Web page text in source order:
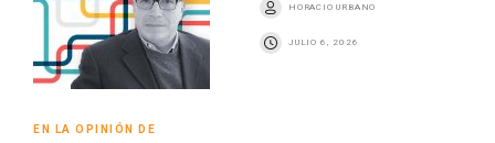
HORACIO URBANO
JULIO 6, 2026
EN LA OPINIÓN DE